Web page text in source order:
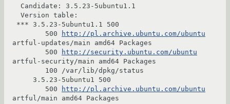
        500
http://pl.archive.ubuntu.com/ubuntu
artful-updates/main amd64 Packages
        500
http://security.ubuntu.com/ubuntu
artful-security/main amd64 Packages
        500
http://pl.archive.ubuntu.com/ubuntu